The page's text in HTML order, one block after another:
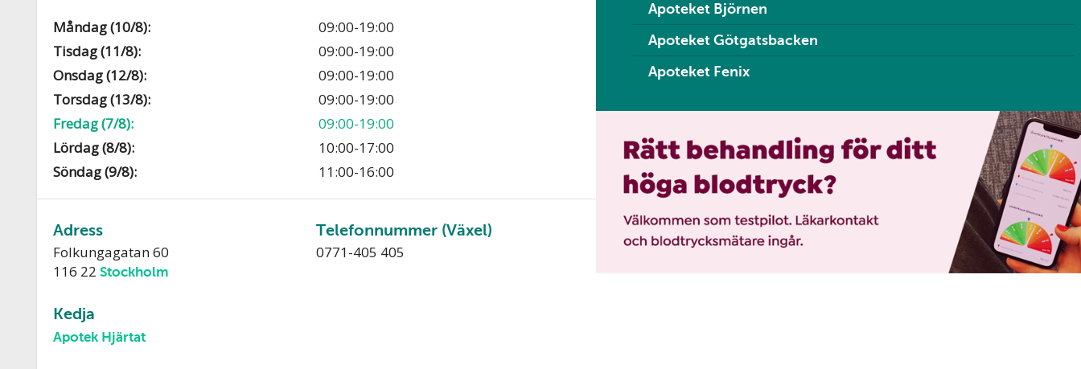
Måndag (10/8):
09:00-19:00
Tisdag (11/8):
09:00-19:00
Onsdag (12/8):
09:00-19:00
Torsdag (13/8):
09:00-19:00
Fredag (7/8):
09:00-19:00
Lördag (8/8):
10:00-17:00
Söndag (9/8):
11:00-16:00
Adress
Folkungagatan 60
116 22Stockholm
Telefonnummer (Växel)
0771-405 405
Kedja
Apotek Hjärtat
Apoteket Björnen
Apoteket Götgatsbacken
Apoteket Fenix